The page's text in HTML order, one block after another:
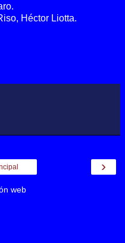
Héctor Liotta.
›
web